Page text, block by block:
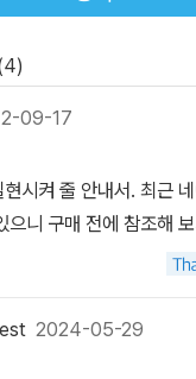
고다. 호수 위의 무대에
전위적인 연출가 데이
무대를 선보인다. 무대 배
공장 노사 문제로 바꾼
아 전쟁을 현대의 중동
두 브레겐츠 페스티벌이
헨 오페라 페스티벌은
급으로, 스타 가수들이 총
서 잘츠부르크에 이어
09-17
시켜 줄 안내서. 최근
으니 구매 전에 참조해
2024-05-29